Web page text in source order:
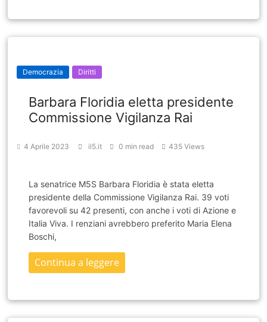
Democrazia Diritti
Barbara Floridia eletta presidente
Commissione Vigilanza Rai
4 Aprile 2023 il5.it 0 min read 435 Views
La senatrice M5S Barbara Floridia è stata eletta
presidente della Commissione Vigilanza Rai. 39 voti
favorevoli su 42 presenti, con anche i voti di Azione e
Italia Viva. I renziani avrebbero preferito Maria Elena
Boschi,
Continua a leggere